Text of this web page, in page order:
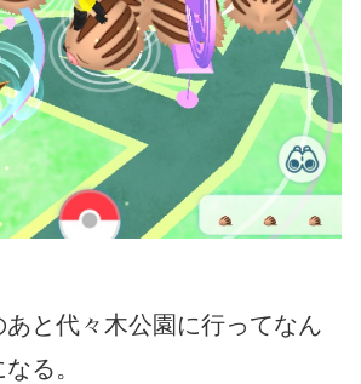
あと代々木公園に行ってなん
る。